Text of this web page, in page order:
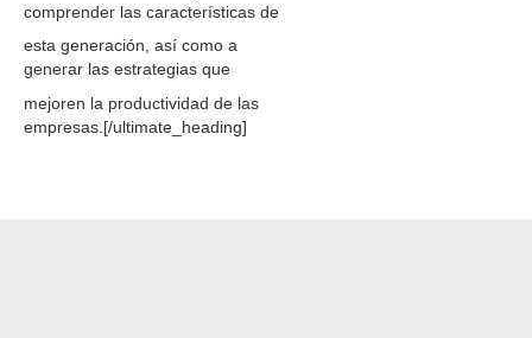
comprender las características de
esta generación, así como a
generar las estrategias que
mejoren la productividad de las
empresas.[/ultimate_heading]